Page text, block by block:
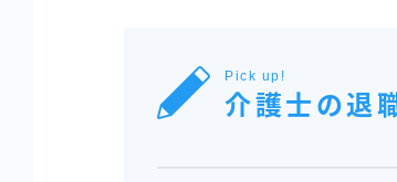
Pick up!
介護士の退